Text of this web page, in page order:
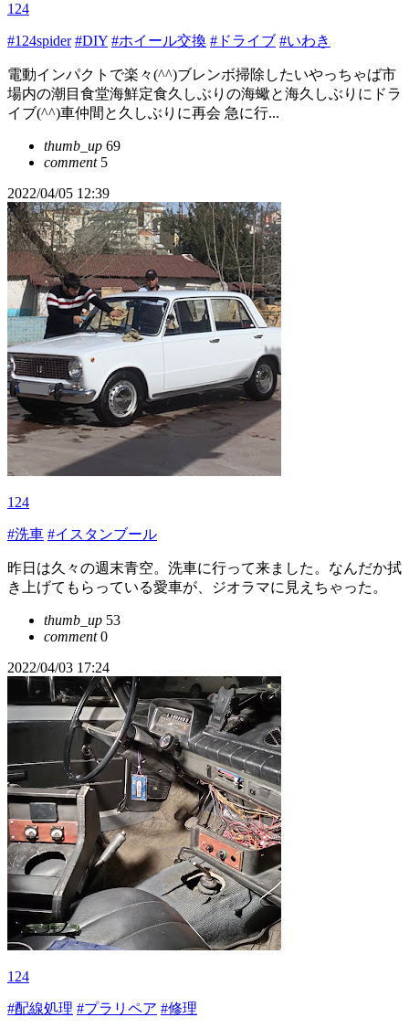
124
#124spider #DIY #ホイール交換 #ドライブ #いわき
電動インパクトで楽々(^^)ブレンボ掃除したいやっちゃば市
場内の潮目食堂海鮮定食久しぶりの海蠍と海久しぶりにドラ
イブ(^^)車仲間と久しぶりに再会 急に行...
thumb_up 69
comment5
2022/04/05 12:39
124
#洗車 #イスタンブール
昨日は久々の週末青空。洗車に行って来ました。なんだか拭
き上げてもらっている愛車が、ジオラマに見えちゃった。
thumb_up 53
comment0
2022/04/03 17:24
124
#配線処理 #プラリペア #修理